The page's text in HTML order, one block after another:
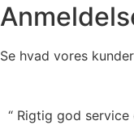
Se hvad vores
“ Rigtig god